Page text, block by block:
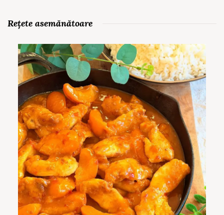
Rețete asemănătoare